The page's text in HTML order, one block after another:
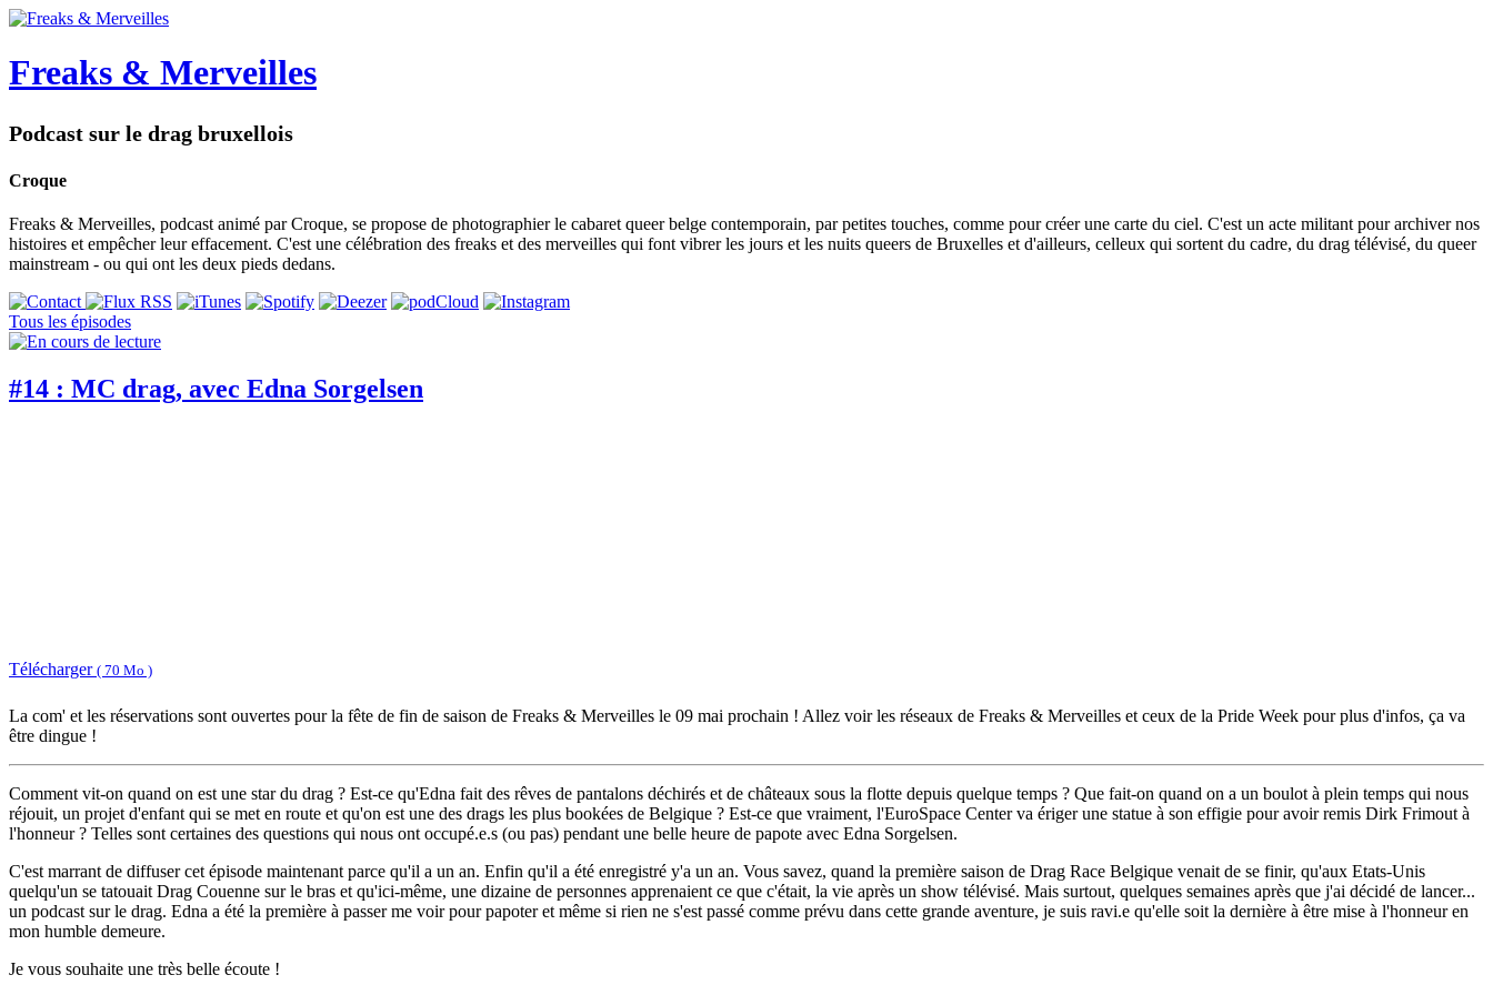
Freaks & Merveilles
Podcast sur le drag bruxellois
Croque
Freaks & Merveilles, podcast animé par Croque, se propose de photographier le cabaret queer belge contemporain, par petites touches, comme pour créer une carte du ciel. C'est un acte militant pour archiver nos
histoires et empêcher leur effacement. C'est une célébration des freaks et des merveilles qui font vibrer les jours et les nuits queers de Bruxelles et d'ailleurs, celleux qui sortent du cadre, du drag télévisé, du queer
mainstream - ou qui ont les deux pieds dedans.
Tous les épisodes
#14 : MC drag, avec Edna Sorgelsen
Télécharger ( 70 Mo )
La com' et les réservations sont ouvertes pour la fête de fin de saison de Freaks & Merveilles le 09 mai prochain ! Allez voir les réseaux de Freaks & Merveilles et ceux de la Pride Week pour plus d'infos, ça va
être dingue !
Comment vit-on quand on est une star du drag ? Est-ce qu'Edna fait des rêves de pantalons déchirés et de châteaux sous la flotte depuis quelque temps ? Que fait-on quand on a un boulot à plein temps qui nous
réjouit, un projet d'enfant qui se met en route et qu'on est une des drags les plus bookées de Belgique ? Est-ce que vraiment, l'EuroSpace Center va ériger une statue à son effigie pour avoir remis Dirk Frimout à
l'honneur ? Telles sont certaines des questions qui nous ont occupé.e.s (ou pas) pendant une belle heure de papote avec Edna Sorgelsen.
C'est marrant de diffuser cet épisode maintenant parce qu'il a un an. Enfin qu'il a été enregistré y'a un an. Vous savez, quand la première saison de Drag Race Belgique venait de se finir, qu'aux Etats-Unis
quelqu'un se tatouait Drag Couenne sur le bras et qu'ici-même, une dizaine de personnes apprenaient ce que c'était, la vie après un show télévisé. Mais surtout, quelques semaines après que j'ai décidé de lancer...
un podcast sur le drag. Edna a été la première à passer me voir pour papoter et même si rien ne s'est passé comme prévu dans cette grande aventure, je suis ravi.e qu'elle soit la dernière à être mise à l'honneur en
mon humble demeure.
Je vous souhaite une très belle écoute !